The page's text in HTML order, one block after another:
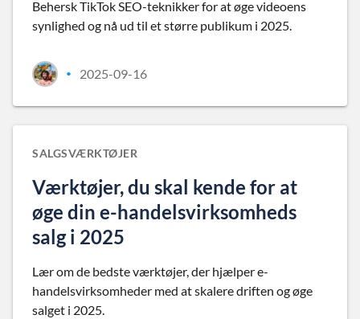
Behersk TikTok SEO-teknikker for at øge videoens
synlighed og nå ud til et større publikum i 2025.
• 2025-09-16
SALGSVÆRKTØJER
Værktøjer, du skal kende for at
øge din e-handelsvirksomheds
salg i 2025
Lær om de bedste værktøjer, der hjælper e-
handelsvirksomheder med at skalere driften og øge
salget i 2025.